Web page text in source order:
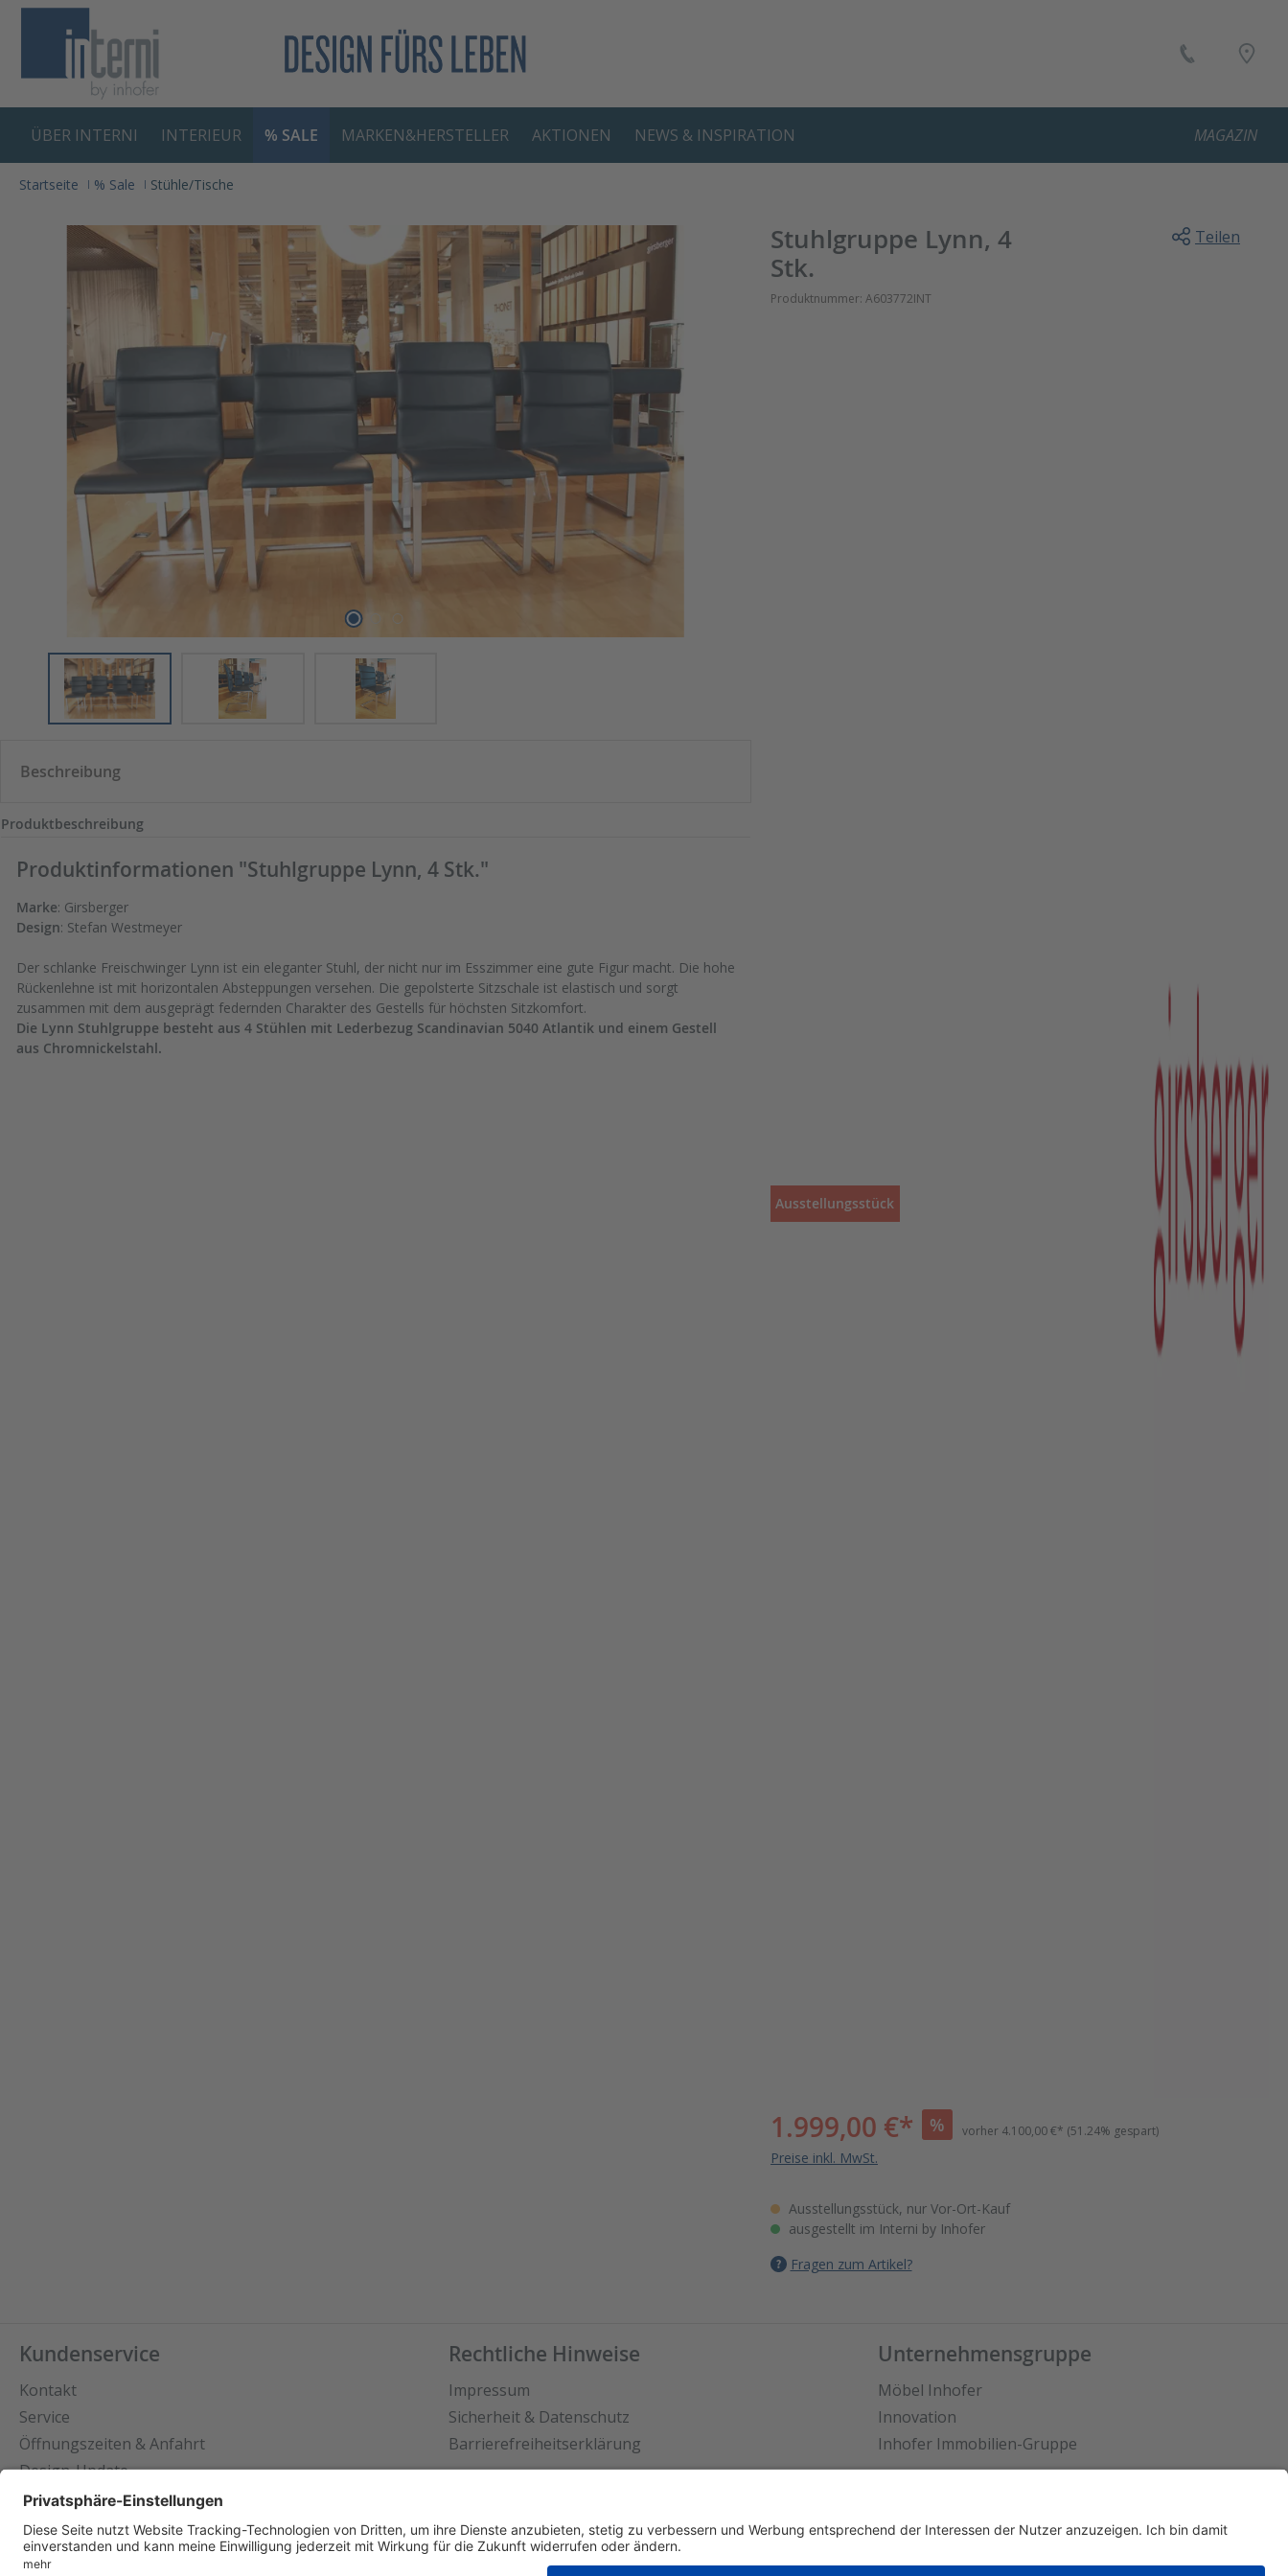
ÜBER INTERNI INTERIEUR % SALE MARKEN&HERSTELLER AKTIONEN NEWS & INSPIRATION MAGAZIN
Startseite % Sale Stühle/Tische
Stuhlgruppe Lynn, 4
Stk.
Produktnummer: A603772INT
Ausstellungsstück
Teilen
1.999,00 €* % vorher 4.100,00 €* (51.24% gespart)
Preise inkl. MwSt.
Ausstellungsstück, nur Vor-Ort-Kauf
ausgestellt im Interni by Inhofer
Fragen zum Artikel?
Beschreibung
Produktbeschreibung
Produktinformationen "Stuhlgruppe Lynn, 4 Stk."
Marke: Girsberger
Design: Stefan Westmeyer
Der schlanke Freischwinger Lynn ist ein eleganter Stuhl, der nicht nur im Esszimmer eine gute Figur macht. Die hohe
Rückenlehne ist mit horizontalen Absteppungen versehen. Die gepolsterte Sitzschale ist elastisch und sorgt
zusammen mit dem ausgeprägt federnden Charakter des Gestells für höchsten Sitzkomfort.
Die Lynn Stuhlgruppe besteht aus 4 Stühlen mit Lederbezug Scandinavian 5040 Atlantik und einem Gestell
aus Chromnickelstahl.
Kundenservice
Kontakt
Service
Öffnungszeiten & Anfahrt
Design-Update
Rechtliche Hinweise
Impressum
Sicherheit & Datenschutz
Barrierefreiheitserklärung
Unternehmensgruppe
Möbel Inhofer
Innovation
Inhofer Immobilien-Gruppe
Datenschutz Impressum Cookie-Einstellungen